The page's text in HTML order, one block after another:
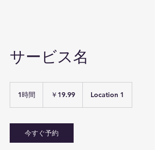
サービス名
1時間 ￥19.99 Location 1
今すぐ予約